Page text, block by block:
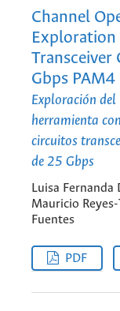
Channel
Exploration
Transceiver
Gbps PAM4
Exploración
herramienta
circuitos
de 25 Gbps
Luisa Fernanda
Mauricio
Fuentes
PDF